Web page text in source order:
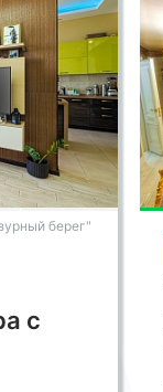
природы
берег"
с